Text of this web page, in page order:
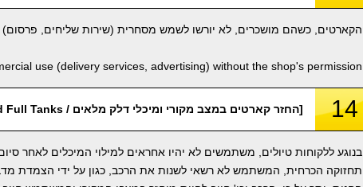
הקארטים, כשהם מושכרים, לא יורשו לשמש מסחרית (שירות שליחים, פרסום)
use (delivery services, advertising) without the shop's permission.
14 [החזר קארטים במצב מקורי ומיכלי דלק מלאים / Return Karts in Original Status, and Full Tanks]
בנוגע ללקוחות טיולים, משתמשים לא יהיו אחראים למילוי המיכלים לאחר
תחזוקה הכרחית, המשתמש לא רשאי לשנות את הרכב, כגון על ידי הצמדת